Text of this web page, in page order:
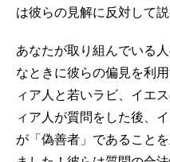
は彼らの見解に反対して説
あなたが取り組んでいる
なときに彼らの偏見を利
ィア人と若いラビ、イエ
ィア人が質問をした後、
が「偽善者」であること